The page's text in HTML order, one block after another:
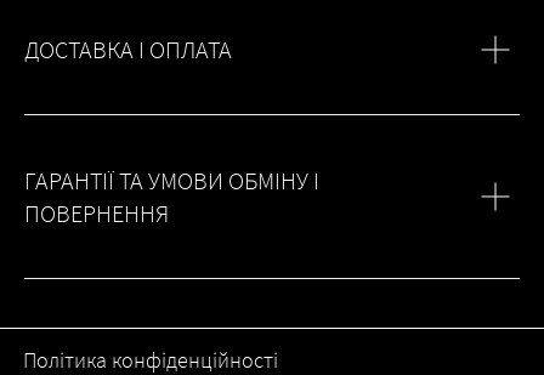
ДОСТАВКА І ОПЛАТА
ГАРАНТІЇ ТА УМОВИ ОБМІНУ І
ПОВЕРНЕННЯ
Політика конфіденційності